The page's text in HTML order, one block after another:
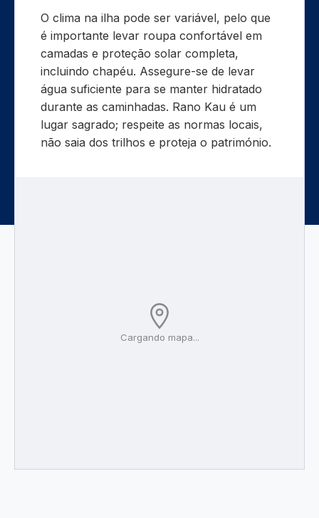
Cargando mapa...
O clima na ilha pode ser variável, pelo que
é importante levar roupa confortável em
camadas e proteção solar completa,
incluindo chapéu. Assegure-se de levar
água suficiente para se manter hidratado
durante as caminhadas. Rano Kau é um
lugar sagrado; respeite as normas locais,
não saia dos trilhos e proteja o património.